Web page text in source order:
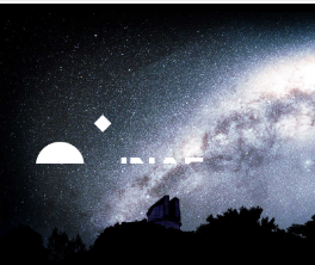
Strumenti
personali
Salta
contenuti.
|
Salta
alla
navigazione
Ricerca
avanzata…